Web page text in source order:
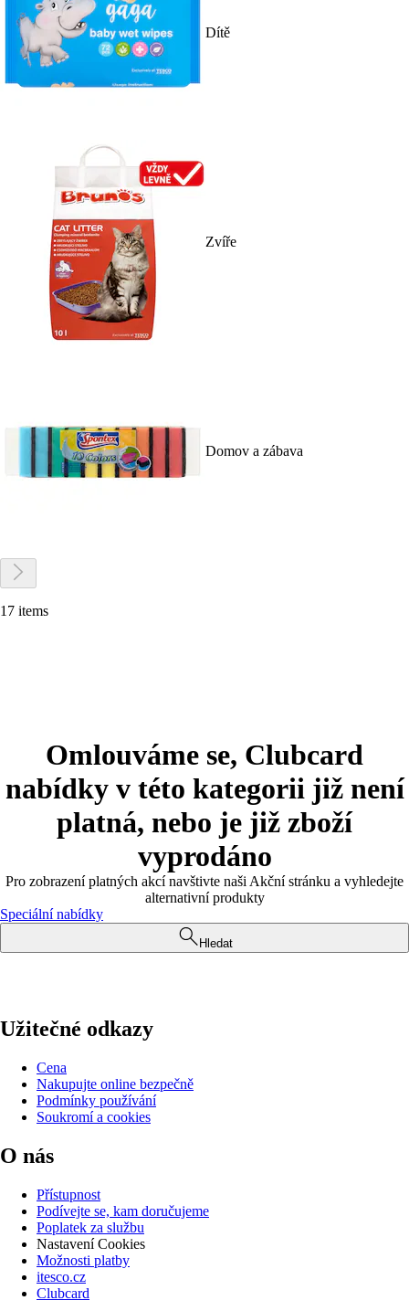
Dítě
Zvíře
Domov a zábava
17 items
Omlouváme se, Clubcard
nabídky v této kategorii již není
platná, nebo je již zboží
vyprodáno
Pro zobrazení platných akcí navštivte naši Akční stránku a vyhledejte
alternativní produkty
Speciální nabídky
Hledat
Užitečné odkazy
Cena
Nakupujte online bezpečně
Podmínky používání
Soukromí a cookies
O nás
Přístupnost
Podívejte se, kam doručujeme
Poplatek za službu
Nastavení Cookies
Možnosti platby
itesco.cz
Clubcard